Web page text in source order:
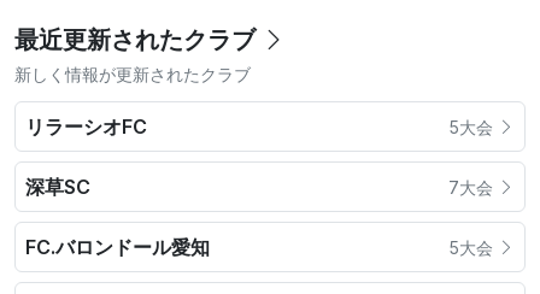
最近更新されたクラブ
新しく情報が更新されたクラブ
リラーシオFC 5大会
深草SC 7大会
FC.バロンドール愛知 5大会